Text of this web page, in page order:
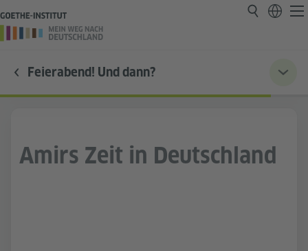
Feierabend! Und dann?
Amirs Zeit in Deutschland